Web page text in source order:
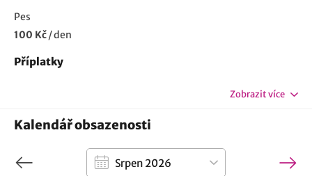
Pes
100 Kč/den
Příplatky
Zobrazit více
Kalendář obsazenosti